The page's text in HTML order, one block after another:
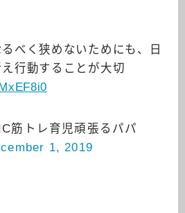
べく狭めないためにも、日
行動することが大切
筋トレ育児頑張るパパ
1, 2019